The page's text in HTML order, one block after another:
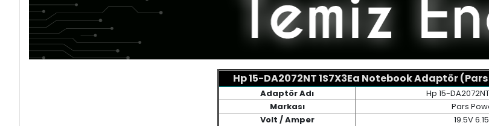
Hp 15-DA2072NT 1S7X3Ea Notebook Adaptör
Adaptör Adı
Hp 15-
Markası
Pars
Volt / Amper
19.5V